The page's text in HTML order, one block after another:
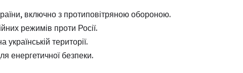
включно з протиповітряною обороною.
режимів проти Росії.
території.
енергетичної безпеки.